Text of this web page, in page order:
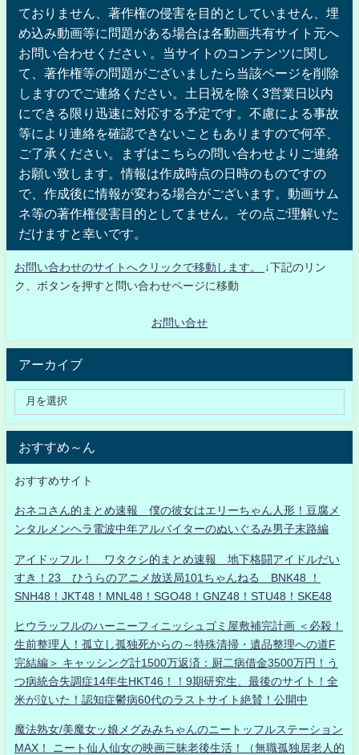
ておりません、著作権の侵害を目的としていません、埋
め込み動画等に問題がある場合は各動画共有サイト元へ
お問い合わせください 。当サイトのコンテンツに関し
て、著作権等の問題がございましたら当該ページを削除
しますのでご連絡ください。土日祝を除く3営業日以内
にできる限り迅速に対応する予定です。不慮による事故
等により連絡を確認できないこともありますので何卒、
ご了承ください。まずはこちらの問い合わせよりご連絡
お願い致します。情報は作成時点の日時のものですの
で、作成後に情報が変わる場合がございます。動画サム
ネ等の著作権侵害目的としてません。その点ご理解いた
だけますと幸いです。
お問い合わせのサイトへクリックで移動します。
↓下記のリン
ク、ボタンを押すと問い合わせページに移動
お問い合せ
アーカイブ
おすすめ～ん
おすすめサイト
おネコさん的まとめ速報 僕の彼女はエリーちゃん人形！豆腐メ
ンタルメンヘラ電波中年アルバイターのぬいぐるみ男子末路編
アイドッフル！ ワタクシ的まとめ速報 地下格闘アイドルだい
すき！23 ひうらのアニメ放送局101ちゃんねる BNK48 ！
SNH48！JKT48！MNL48！SGO48！GNZ48！STU48！SKE48
ヒウラッフルのハーニーフィニッシュゴミ屋敷補完計画 ＜必殺！
生前整理人！孤立し孤独死からの～特殊清掃・遺品整理への道F
完結編＞ キャッシング計1500万返済：厨二病借金3500万円！う
つ病統合失調症14年生HKT46！！9期研究生、最後のサイト！全
米が泣いた！認知症鬱病60代のラストサイト絶賛！公開中
魔法熟女/美魔女ッ娘メグみみちゃんのニートッフルステーション
MAX！ ニート仙人仙女の映画三昧老後生活！（無職孤独居老人的